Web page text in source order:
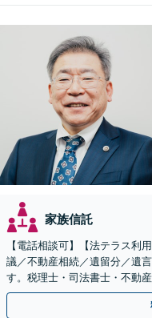
家族信託
【電話相談可】【法テラス利
議／不動産相続／遺留分／遺
す。税理士・司法書士・不動
生前対策をお考えの方はお早